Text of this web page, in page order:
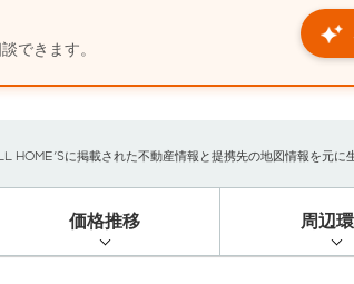
できます。
HOME'Sに掲載された不動産情報と提携先の地図情報を元
価格推移 周辺